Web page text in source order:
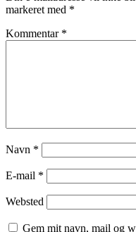
markeret med *
Kommentar *
Navn *
E-mail *
Websted
Gem mit navn, mail og